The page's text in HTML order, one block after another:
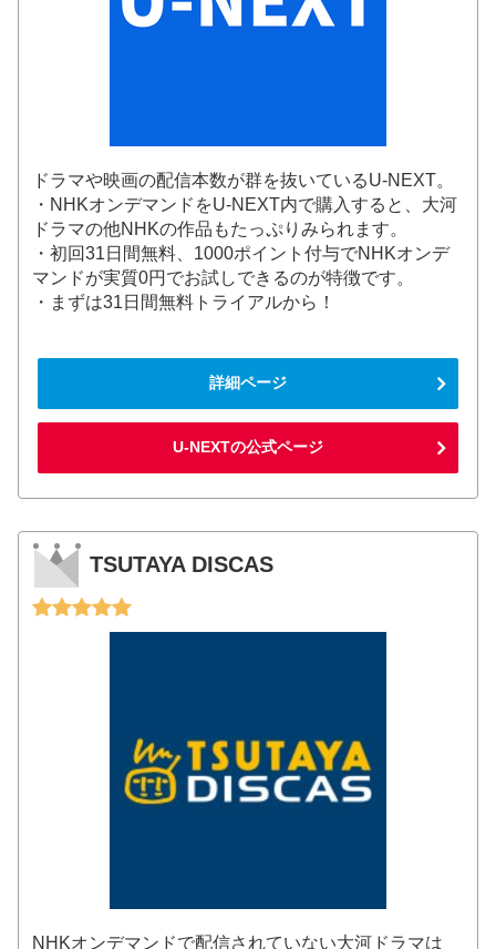
ドラマや映画の配信本数が群を抜いているU-NEXT。
・NHKオンデマンドをU-NEXT内で購入すると、大河
ドラマの他NHKの作品もたっぷりみられます。
・初回31日間無料、1000ポイント付与でNHKオンデ
マンドが実質0円でお試しできるのが特徴です。
・まずは31日間無料トライアルから！
詳細ページ
U-NEXTの公式ページ
TSUTAYA DISCAS
NHKオンデマンドで配信されていない大河ドラマは